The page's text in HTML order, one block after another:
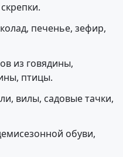
печенье, зефир,
из говядины,
птицы.
вилы, садовые тачки,
обуви,